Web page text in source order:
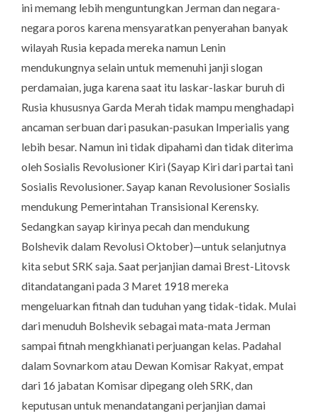
ini memang lebih menguntungkan Jerman dan negara-
negara poros karena mensyaratkan penyerahan banyak
wilayah Rusia kepada mereka namun Lenin
mendukungnya selain untuk memenuhi janji slogan
perdamaian, juga karena saat itu laskar-laskar buruh di
Rusia khususnya Garda Merah tidak mampu menghadapi
ancaman serbuan dari pasukan-pasukan Imperialis yang
lebih besar. Namun ini tidak dipahami dan tidak diterima
oleh Sosialis Revolusioner Kiri (Sayap Kiri dari partai tani
Sosialis Revolusioner. Sayap kanan Revolusioner Sosialis
mendukung Pemerintahan Transisional Kerensky.
Sedangkan sayap kirinya pecah dan mendukung
Bolshevik dalam Revolusi Oktober)—untuk selanjutnya
kita sebut SRK saja. Saat perjanjian damai Brest-Litovsk
ditandatangani pada 3 Maret 1918 mereka
mengeluarkan fitnah dan tuduhan yang tidak-tidak. Mulai
dari menuduh Bolshevik sebagai mata-mata Jerman
sampai fitnah mengkhianati perjuangan kelas. Padahal
dalam Sovnarkom atau Dewan Komisar Rakyat, empat
dari 16 jabatan Komisar dipegang oleh SRK, dan
keputusan untuk menandatangani perjanjian damai